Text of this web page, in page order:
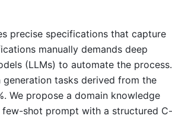
precise specifications that capture
manually demands deep
(LLMs) to automate the process.
tasks derived from the
We propose a domain knowledge
few-shot prompt with a structured C-